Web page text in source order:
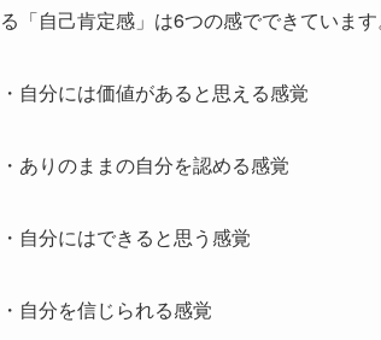
「自己肯定感」は6つの感でできています
自分には価値があると思える感覚
ありのままの自分を認める感覚
自分にはできると思う感覚
自分を信じられる感覚